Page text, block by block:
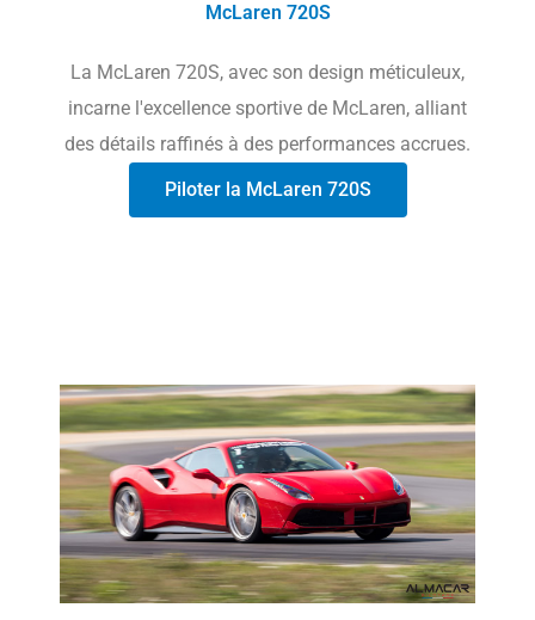
McLaren 720S
La McLaren 720S, avec son design méticuleux,
incarne l'excellence sportive de McLaren, alliant
des détails raffinés à des performances accrues.
Piloter la McLaren 720S